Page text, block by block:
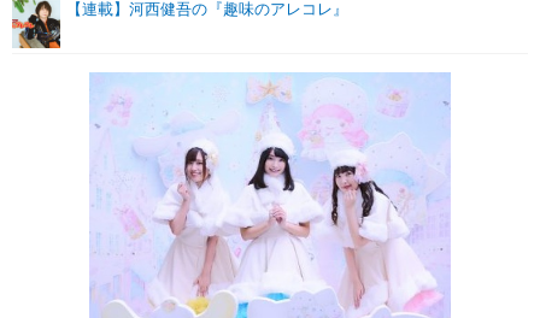
【連載】河西健吾の『趣味のアレコレ』